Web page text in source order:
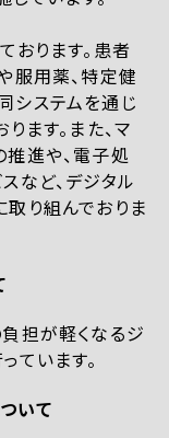
おります。患者
服用薬、特定健
システムを通じ
ます。また、マ
進や、電子処
など、デジタル
り組んでおりま
担が軽くなるジ
ています。
いて